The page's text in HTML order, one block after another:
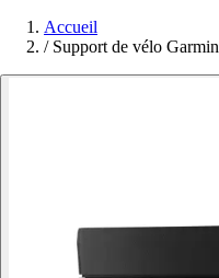
Accueil
/ Support de vélo Garmin